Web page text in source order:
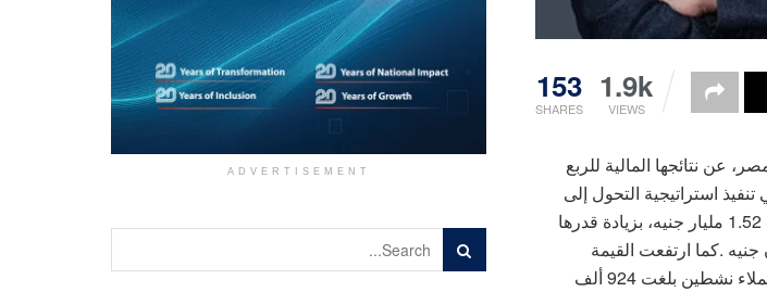
153
SHARES
1.9k
VIEWS
عن نتائجها المالية للربع
في تنفيذ استراتيجية التحول إلى
منصة متكاملة لتمويل نمط الحياة المتطور، وقد حققت الشركة إجمالي إيرادات بلغت 1.52 مليار جنيه، بزيادة قدرها
في حين قفز صافي الربح بنسبة 78% ليصل إلى 221 مليون جنيه .كما ارتفعت القيمة
الإجمالية للمبيعات (GMV) بنسبة 31% لتصل إلى 6.96 مليار جنيه، مدعومة بقاعدة عملاء نشطين بلغت 924 ألف
ADVERTISEMENT